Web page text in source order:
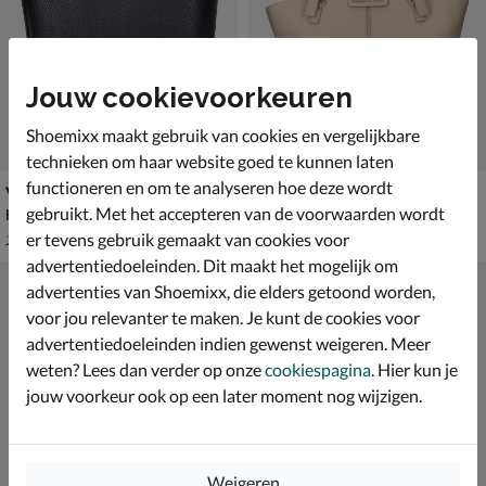
Valentino Fall Re
Handtas - zwart
van € 139,99 voor € 97,99
139,99 97,99
Valentino Hybris Re
Handtas - ecru
van € 149,99 voor € 104,99
149,99 104,99
Jouw cookievoorkeuren
Shoemixx maakt gebruik van cookies en vergelijkbare
technieken om haar website goed te kunnen laten
functioneren en om te analyseren hoe deze wordt
gebruikt. Met het accepteren van de voorwaarden wordt
er tevens gebruik gemaakt van cookies voor
advertentiedoeleinden. Dit maakt het mogelijk om
advertenties van Shoemixx, die elders getoond worden,
voor jou relevanter te maken. Je kunt de cookies voor
advertentiedoeleinden indien gewenst weigeren. Meer
weten? Lees dan verder op onzecookiespagina . Hier kun je
jouw voorkeur ook op een later moment nog wijzigen.
Weigeren